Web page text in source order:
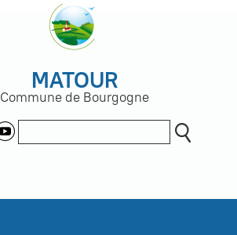
MATOUR
Commune de Bourgogne